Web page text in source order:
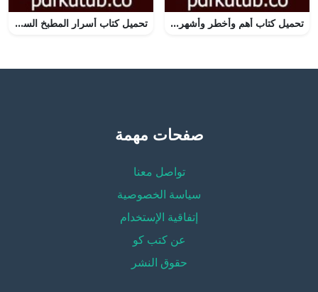
تحميل كتاب أهم وأخطر وأشهر الإغتيالات السياسية في التاريخ PDF تأليف عصام عبد الفتاح مجانا [كامل] تحميل كتاب أسرار المطبخ السياسي: رد الاعتبار إلى ماكيافيللي PDF تأليف نبيل راغب مجانا [كامل]
صفحات مهمة
تواصل معنا
سياسة الخصوصية
إتفاقية الإستخدام
عن كتب كو
حقوق النشر